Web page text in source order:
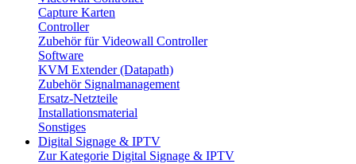
Capture Karten
Controller
Zubehör für Videowall Controller
Software
KVM Extender (Datapath)
Zubehör Signalmanagement
Ersatz-Netzteile
Installationsmaterial
Sonstiges
Digital Signage & IPTV
Zur Kategorie Digital Signage & IPTV